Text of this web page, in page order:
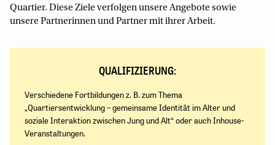
Quartier. Diese Ziele verfolgen unsere Angebote sowie
unsere Partnerinnen und Partner mit ihrer Arbeit.
QUALIFIZIERUNG:
Verschiedene Fortbildungen z. B. zum Thema
„Quartiersentwicklung – gemeinsame Identität im Alter und
soziale Interaktion zwischen Jung und Alt“ oder auch Inhouse-
Veranstaltungen.